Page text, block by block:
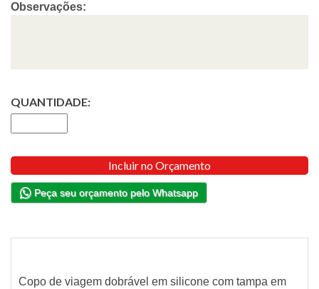
Observações:
QUANTIDADE:
Incluir no Orçamento
Peça seu orçamento pelo Whatsapp
Copo de viagem dobrável em silicone com tampa em